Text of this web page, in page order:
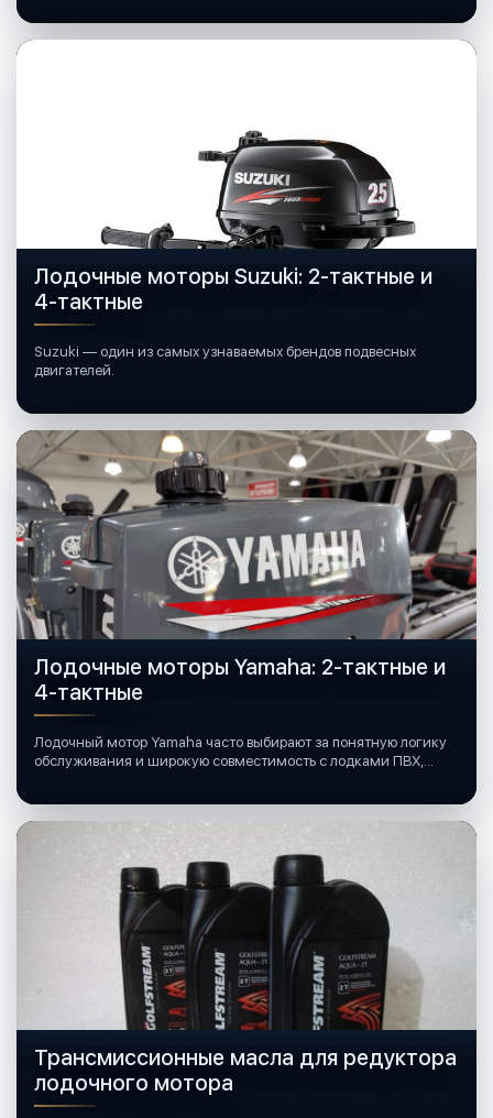
Лодочные моторы Suzuki: 2-тактные и
4-тактные
Suzuki — один из самых узнаваемых брендов подвесных
двигателей.
Лодочные моторы Yamaha: 2-тактные и
4-тактные
Лодочный мотор Yamaha часто выбирают за понятную логику
обслуживания и широкую совместимость с лодками ПВХ,
Трансмиссионные масла для редуктора
лодочного мотора